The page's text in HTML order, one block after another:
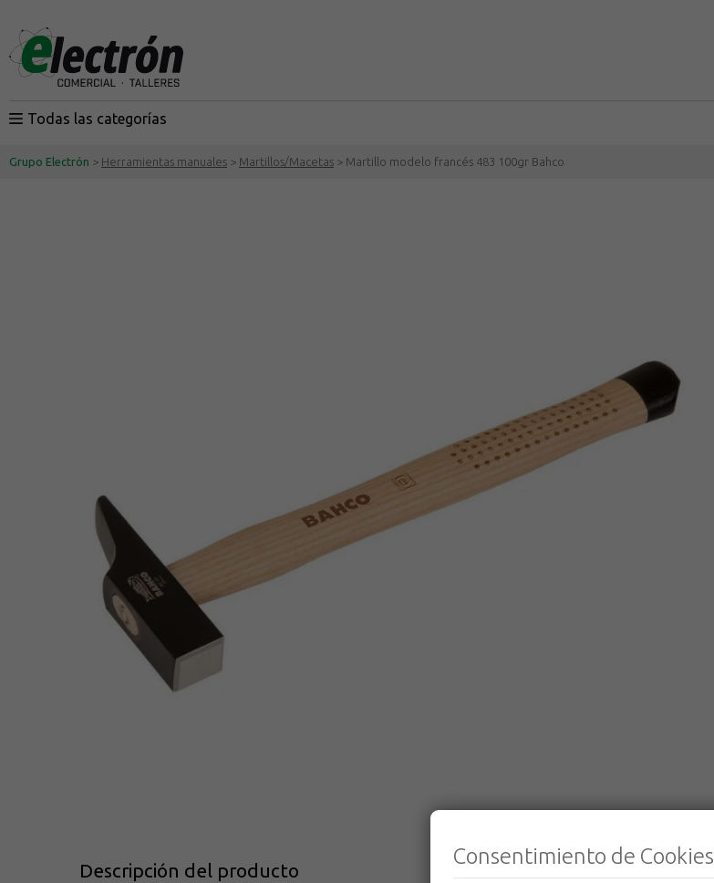
Todas las categorías
Grupo Electrón > Herramientas manuales > Martillos/Macetas > Martillo modelo francés 483 100gr Bahco
Descripción del producto
Consentimiento de Cookies